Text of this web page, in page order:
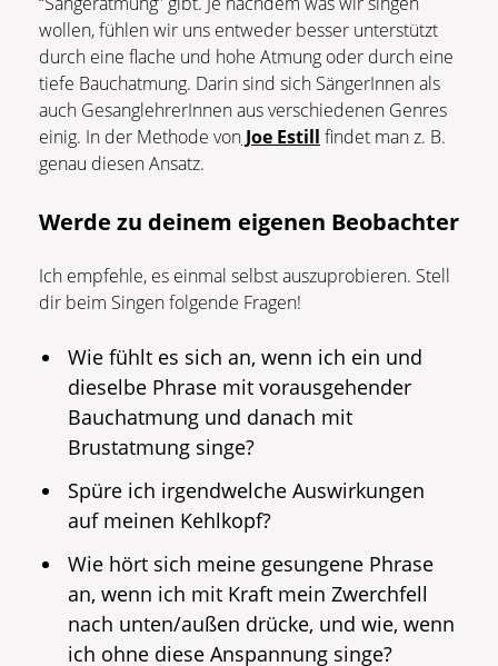
wollen, fühlen wir uns entweder besser unterstützt
durch eine flache und hohe Atmung oder durch eine
tiefe Bauchatmung. Darin sind sich SängerInnen als
auch GesanglehrerInnen aus verschiedenen Genres
einig. In der Methode vonJoe Estill findet man z. B.
genau diesen Ansatz.
Werde zu deinem eigenen Beobachter
Ich empfehle, es einmal selbst auszuprobieren. Stell
dir beim Singen folgende Fragen!
Wie fühlt es sich an, wenn ich ein und
dieselbe Phrase mit vorausgehender
Bauchatmung und danach mit
Brustatmung singe?
Spüre ich irgendwelche Auswirkungen
auf meinen Kehlkopf?
Wie hört sich meine gesungene Phrase
an, wenn ich mit Kraft mein Zwerchfell
nach unten/außen drücke, und wie, wenn
ich ohne diese Anspannung singe?